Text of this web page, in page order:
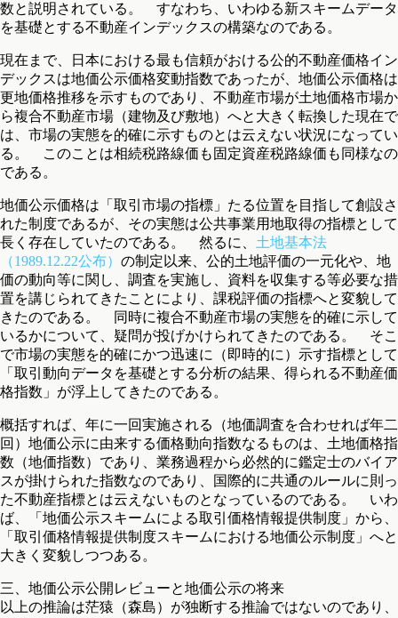
数と説明されている。 すなわち、いわゆる新スキームデータ
を基礎とする不動産インデックスの構築なのである。
現在まで、日本における最も信頼がおける公的不動産価格イン
デックスは地価公示価格変動指数であったが、地価公示価格は
更地価格推移を示すものであり、不動産市場が土地価格市場か
ら複合不動産市場（建物及び敷地）へと大きく転換した現在で
は、市場の実態を的確に示すものとは云えない状況になってい
る。 このことは相続税路線価も固定資産税路線価も同様なの
である。
地価公示価格は「取引市場の指標」たる位置を目指して創設さ
れた制度であるが、その実態は公共事業用地取得の指標として
長く存在していたのである。 然るに、 土地基本法
（1989.12.22公布） の制定以来、公的土地評価の一元化や、地
価の動向等に関し、調査を実施し、資料を収集する等必要な措
置を講じられてきたことにより、課税評価の指標へと変貌して
きたのである。 同時に複合不動産市場の実態を的確に示して
いるかについて、疑問が投げかけられてきたのである。 そこ
で市場の実態を的確にかつ迅速に（即時的に）示す指標として
「取引動向データを基礎とする分析の結果、得られる不動産価
格指数」が浮上してきたのである。
概括すれば、年に一回実施される（地価調査を合わせれば年二
回）地価公示に由来する価格動向指数なるものは、土地価格指
数（地価指数）であり、業務過程から必然的に鑑定士のバイア
スが掛けられた指数なのであり、国際的に共通のルールに則っ
た不動産指標とは云えないものとなっているのである。 いわ
ば、「地価公示スキームによる取引価格情報提供制度」から、
「取引価格情報提供制度スキームにおける地価公示制度」へと
大きく変貌しつつある。
三、地価公示公開レビューと地価公示の将来
以上の推論は茫猿（森島）が独断する推論ではないのであり、